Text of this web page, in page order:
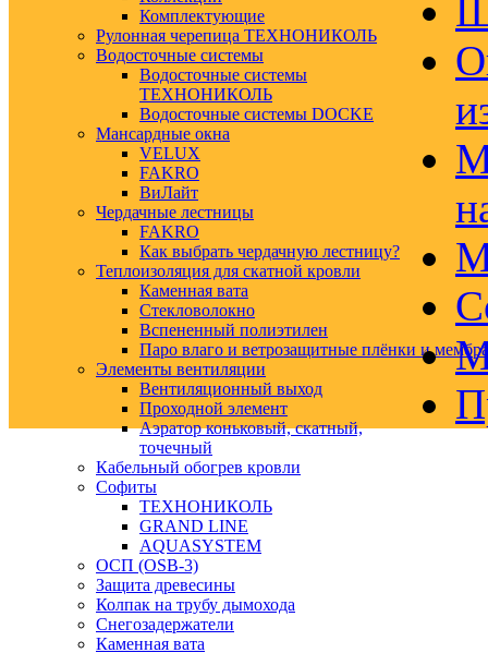
Комплектующие
Рулонная черепица ТЕХНОНИКОЛЬ
Водосточные системы
Водосточные системы
ТЕХНОНИКОЛЬ
Водосточные системы DOCKE
Мансардные окна
VELUX
FAKRO
ВиЛайт
Чердачные лестницы
FAKRO
Как выбрать чердачную лестницу?
Теплоизоляция для скатной кровли
Каменная вата
Стекловолокно
Вспененный полиэтилен
Паро влаго и ветрозащитные плёнки и
Элементы вентиляции
Вентиляционный выход
Проходной элемент
Аэратор коньковый, скатный,
точечный
Кабельный обогрев кровли
Софиты
ТЕХНОНИКОЛЬ
GRAND LINE
AQUASYSTEM
ОСП (OSB-3)
Защита древесины
Колпак на трубу дымохода
Снегозадержатели
Каменная вата